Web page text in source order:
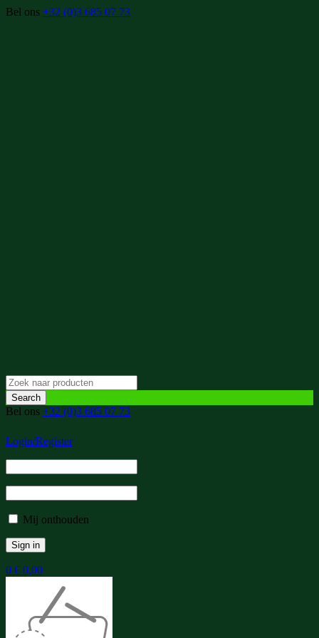
Bel ons +32 (0)3 685 07 73
Bel ons +32 (0)3 685 07 73
Login/Register
Mij onthouden
0 € 0,00